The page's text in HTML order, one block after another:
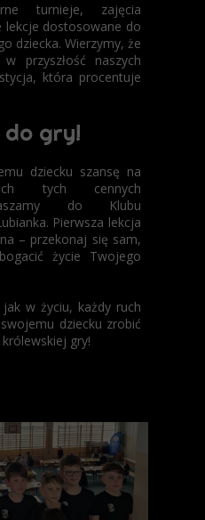
turnieje, zajęcia
lekcje dostosowane do
dziecka. Wierzymy, że
przyszłość naszych
która procentuje
do gry!
dziecku szansę na
tych cennych
do Klubu
Pierwsza lekcja
– przekonaj się sam,
życie Twojego
w życiu, każdy ruch
dziecku zrobić
gry!